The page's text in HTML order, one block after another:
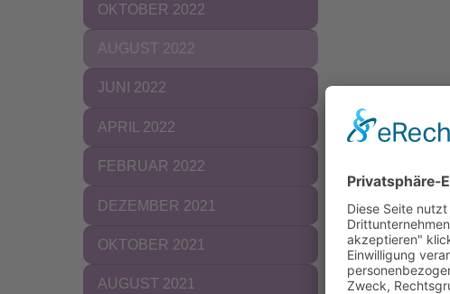
OKTOBER 2022
AUGUST 2022
JUNI 2022
APRIL 2022
FEBRUAR 2022
DEZEMBER 2021
OKTOBER 2021
AUGUST 2021